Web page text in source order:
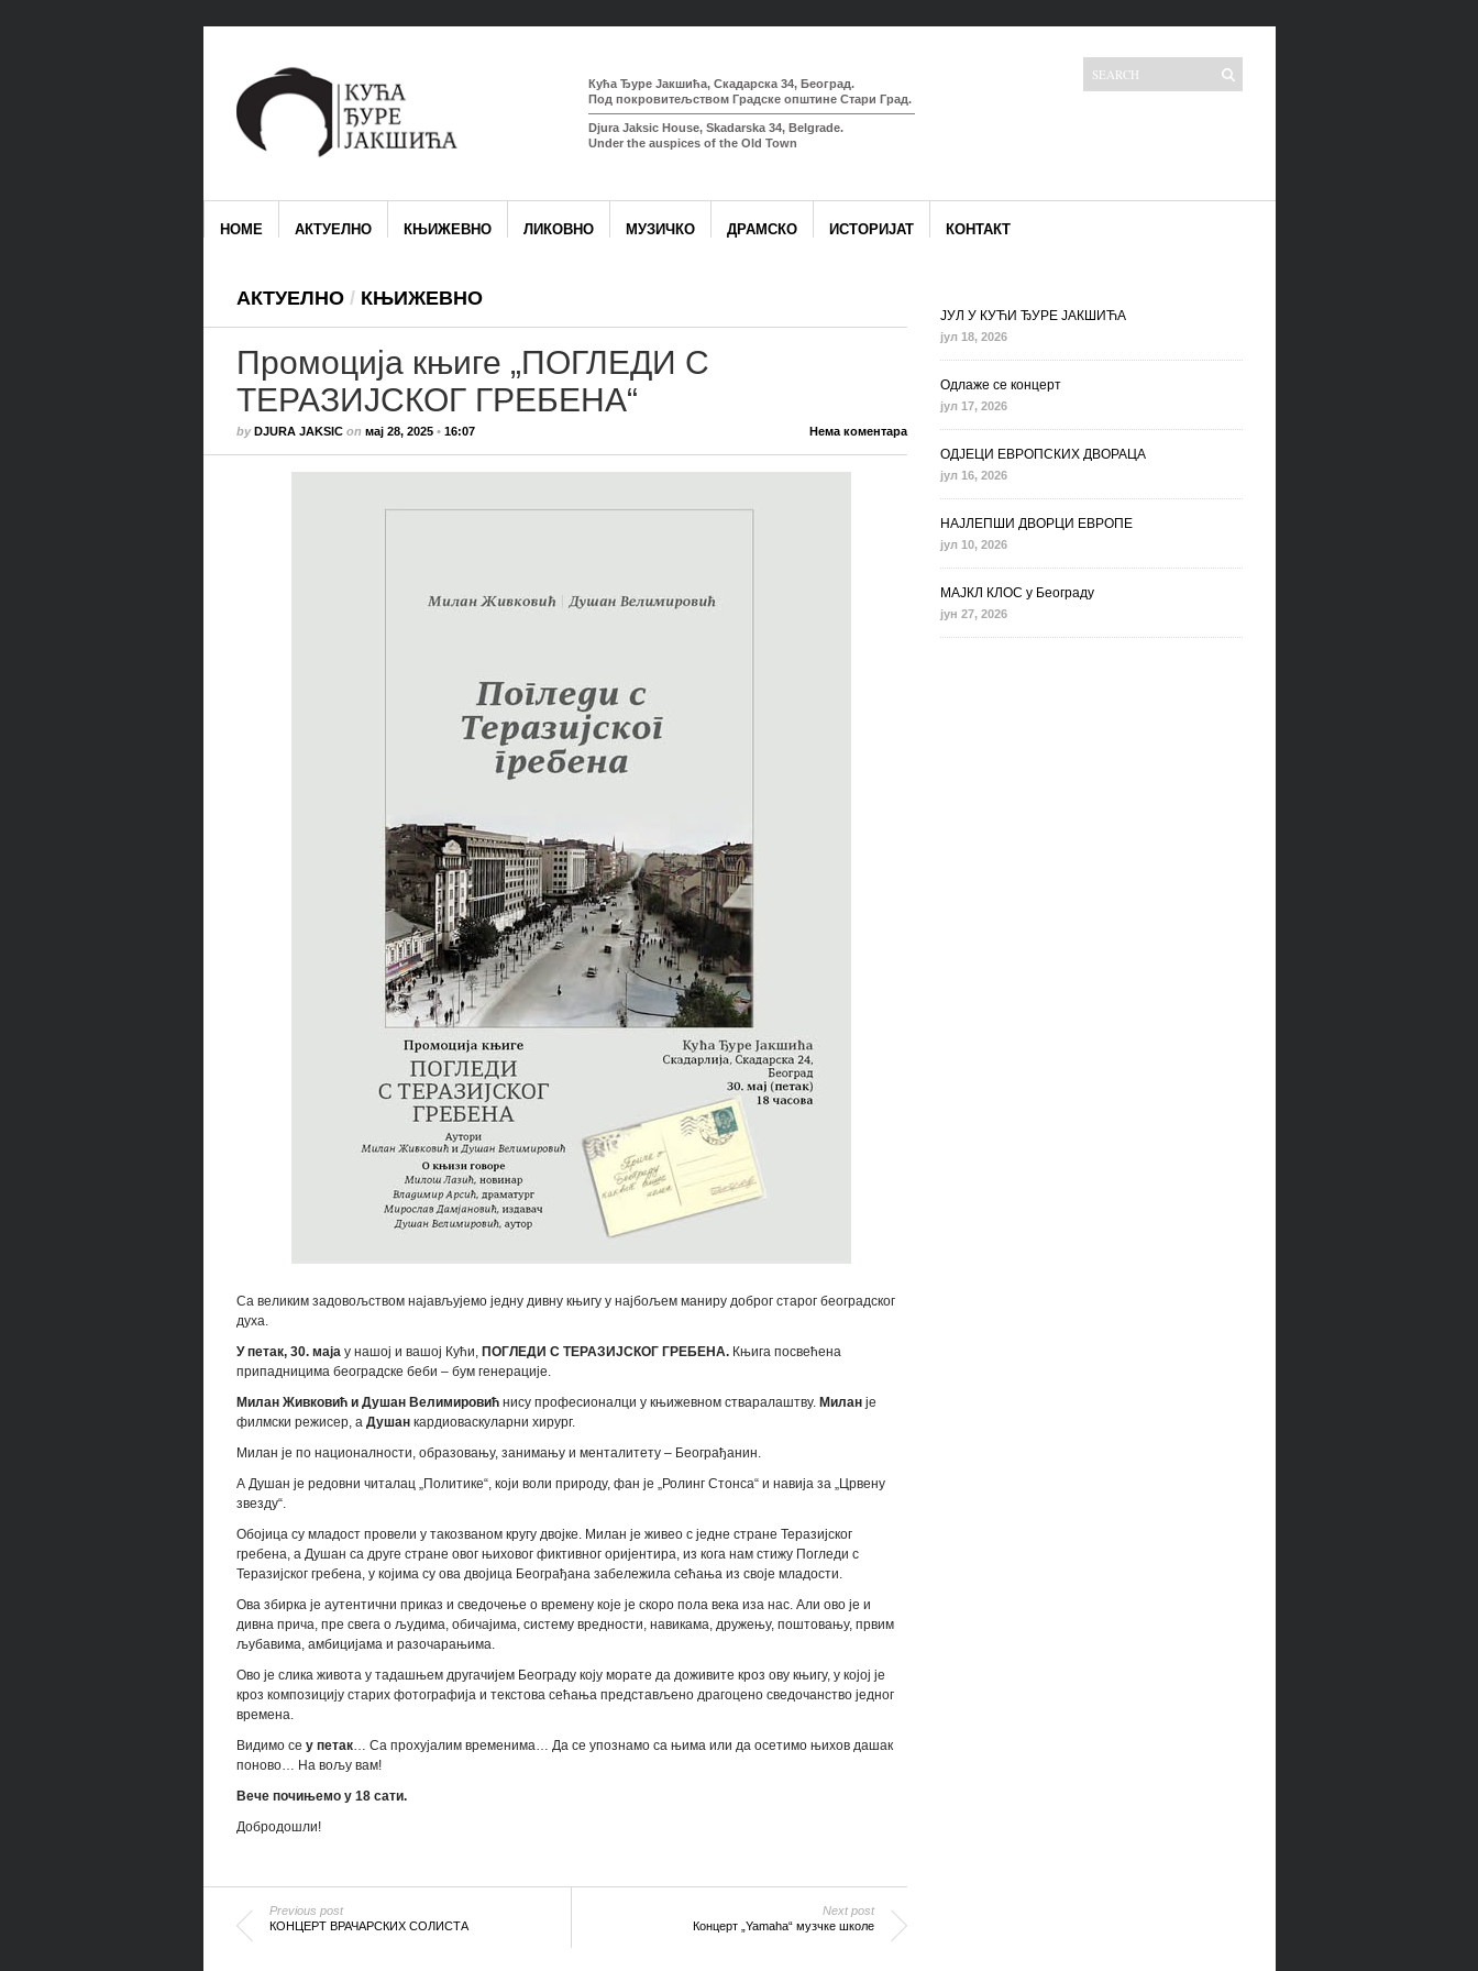
Кућа Ђуре Јакшића, Скадарска 34, Београд.
Под покровитељством Градске општине Стари Град.
Djura Jaksic House, Skadarska 34, Belgrade.
Under the auspices of the Old Town
HOME АКТУЕЛНО КЊИЖЕВНО ЛИКОВНО МУЗИЧКО ДРАМСКО ИСТОРИЈАТ КОНТАКТ
АКТУЕЛНО / КЊИЖЕВНО
Промоција књиге „ПОГЛЕДИ С
ТЕРАЗИЈСКОГ ГРЕБЕНА“
byDJURA JAKSICon мај 28, 2025• 16:07 Нема коментара
Са великим задовољством најављујемо једну дивну књигу у најбољем маниру доброг старог београдског
духа.
У петак, 30. мајау нашој и вашој Кући, ПОГЛЕДИ С ТЕРАЗИЈСКОГ ГРЕБЕНА. Књига посвећена
припадницима београдске беби – бум генерације.
Милан Живковић и Душан Велимировић нису професионалци у књижевном стваралаштву. Милан је
филмски режисер, а Душан кардиоваскуларни хирург.
Милан је по националности, образовању, занимању и менталитету – Београђанин.
А Душан је редовни читалац „Политике“, који воли природу, фан је „Ролинг Стонса“ и навија за „Црвену
звезду“.
Обојица су младост провели у такозваном кругу двојке. Милан је живео с једне стране Теразијског
гребена, а Душан са друге стране овог њиховог фиктивног оријентира, из кога нам стижу Погледи с
Теразијског гребена, у којима су ова двојица Београђана забележила сећaња из своје младости.
Ова збирка је аутентични приказ и сведочење о времену које је скоро пола века иза нас. Али ово је и
дивна прича, пре свега о људима, обичајима, систему вредности, навикама, дружењу, поштовању, првим
љубавима, амбицијама и разочарањима.
Ово је слика живота у тадашњем другачијем Београду коју морате да доживите кроз ову књигу, у којој је
кроз композицију старих фотографија и текстова сећања представљено драгоцено сведочанство једног
времена.
Видимо се у петак… Са прохујалим временима… Да се упознамо са њима или да осетимо њихов дашак
поново… На вољу вам!
Вече почињемо у 18 сати.
Добродошли!
Previous post
КОНЦЕРТ ВРАЧАРСКИХ СОЛИСТА
Next post
Концерт „Yamaha“ музчке школе
ЈУЛ У КУЋИ ЂУРЕ ЈАКШИЋА
јул 18, 2026
Одлаже се концерт
јул 17, 2026
ОДЈЕЦИ ЕВРОПСКИХ ДВОРАЦА
јул 16, 2026
НАЈЛЕПШИ ДВОРЦИ ЕВРОПЕ
јул 10, 2026
МАЈКЛ КЛОС у Београду
јун 27, 2026